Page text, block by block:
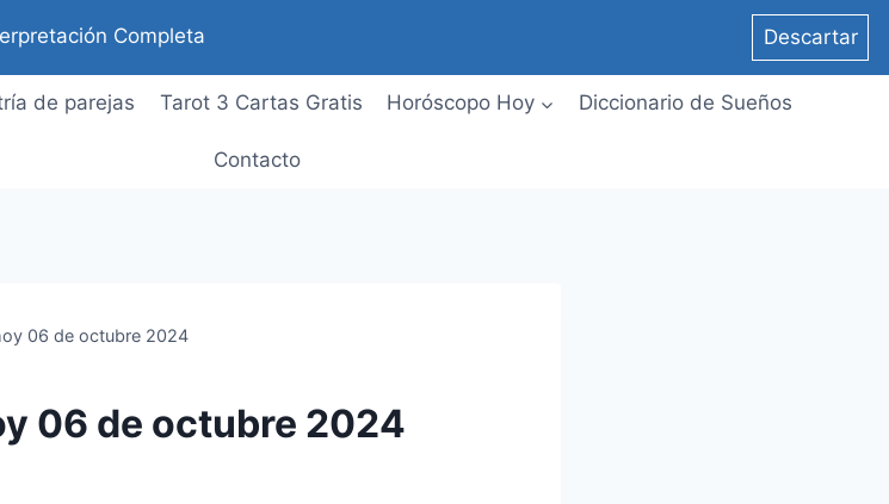
Completa Descartar
de parejas Tarot 3 Cartas Gratis Horóscopo Hoy Diccionario de Sueños
Contacto
06 de octubre 2024
06 de octubre 2024